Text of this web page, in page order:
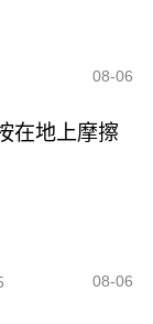
08-06
在地上摩擦
08-06